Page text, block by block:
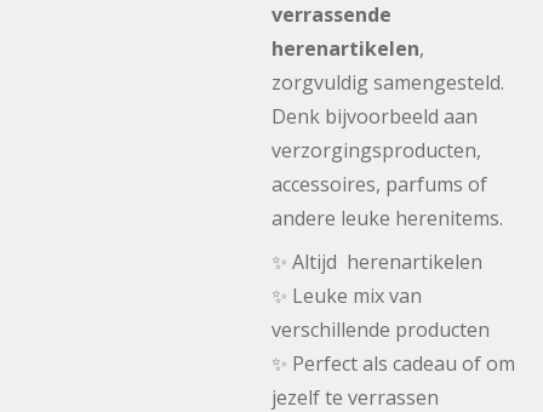
verrassende
herenartikelen,
zorgvuldig samengesteld.
Denk bijvoorbeeld aan
verzorgingsproducten,
accessoires, parfums of
andere leuke herenitems.
✨ Altijd herenartikelen
✨ Leuke mix van
verschillende producten
✨ Perfect als cadeau of om
jezelf te verrassen